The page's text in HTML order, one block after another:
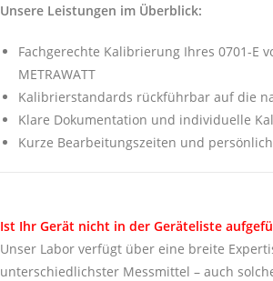
Unsere Leistungen im Überblick:
Fachgerechte Kalibrierung Ihres 0701-E
METRAWATT
Kalibrierstandards rückführbar auf die
Klare Dokumentation und individuelle
Kurze Bearbeitungszeiten und
Ist Ihr Gerät nicht in der Geräteliste
Unser Labor verfügt über eine breite
unterschiedlichster Messmittel – auch